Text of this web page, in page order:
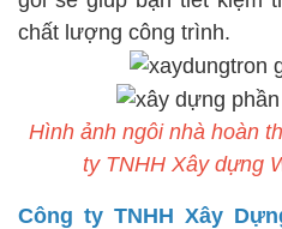
chất lượng công trình.
Hình ảnh ngôi nhà hoàn
ty TNHH Xây dựng
Công ty TNHH Xây